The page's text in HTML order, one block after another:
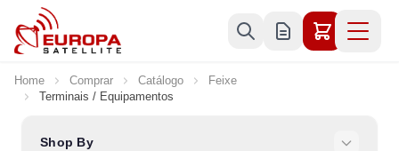
Skip to Content
Home Comprar Catálogo
Feixe
Terminais / Equipamentos
Shop By